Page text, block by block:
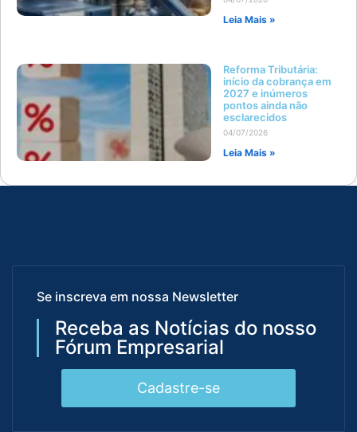
Leia Mais »
Reforma Tributária:
início da cobrança em
2027 e inúmeros
pontos ainda não
esclarecidos
04/07/2026
Leia Mais »
Se inscreva em nossa Newsletter
Receba as Notícias do nosso
Fórum Empresarial
Cadastre-se